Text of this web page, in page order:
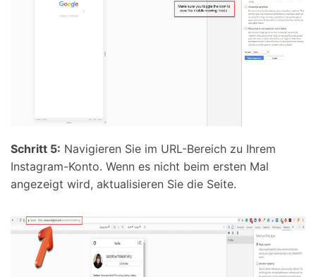
Schritt 5: Navigieren Sie im URL-Bereich zu Ihrem
Instagram-Konto. Wenn es nicht beim ersten Mal
angezeigt wird, aktualisieren Sie die Seite.